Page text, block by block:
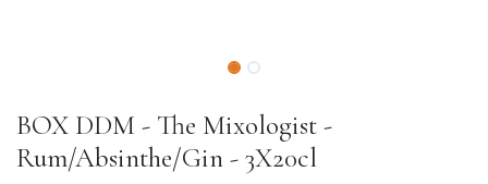
BOX DDM - The Mixologist -
Rum/Absinthe/Gin - 3X20cl